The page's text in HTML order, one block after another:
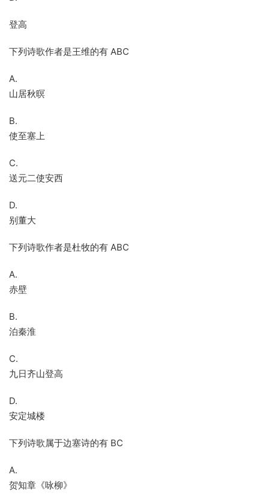
登高
下列诗歌作者是王维的有 ABC
A.
山居秋暝
B.
使至塞上
C.
送元二使安西
D.
别董大
下列诗歌作者是杜牧的有 ABC
A.
赤壁
B.
泊秦淮
C.
九日齐山登高
D.
安定城楼
下列诗歌属于边塞诗的有 BC
A.
贺知章《咏柳》